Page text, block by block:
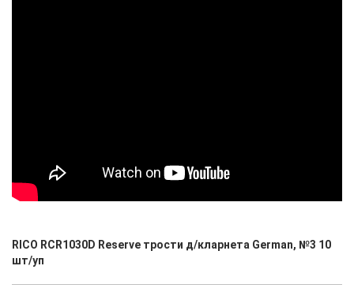
RICO RCR1030D Reserve трости д/кларнета German, №3 10
шт/уп